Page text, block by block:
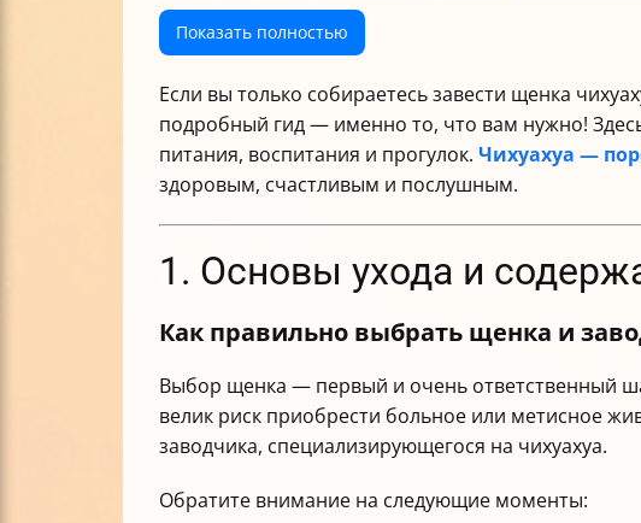
5. Частые вопросы и особенности ухода
Итог
Показать полностью
Если вы только собираетесь завести щенка
подробный гид — именно то, что вам нужно!
питания, воспитания и прогулок. Чихуахуа —
здоровым, счастливым и послушным.
1. Основы ухода и
Как правильно выбрать щенка и
Выбор щенка — первый и очень ответственный
велик риск приобрести больное или метисное
заводчика, специализирующегося на чихуахуа.
Обратите внимание на следующие моменты: